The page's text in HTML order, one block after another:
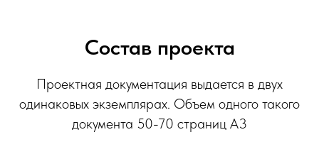
Состав проекта
Проектная документация выдается в двух
одинаковых экземплярах. Объем одного такого
документа 50-70 страниц A3